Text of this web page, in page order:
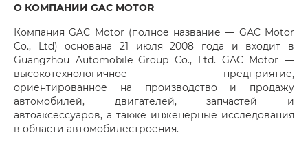
О КОМПАНИИ GAC MOTOR
Компания GAC Motor (полное название — GAC Motor
Co., Ltd) основана 21 июля 2008 года и входит в
Guangzhou Automobile Group Co., Ltd. GAC Motor —
высокотехнологичное предприятие,
ориентированное на производство и продажу
автомобилей, двигателей, запчастей и
автоаксессуаров, а также инженерные исследования
в области автомобилестроения.